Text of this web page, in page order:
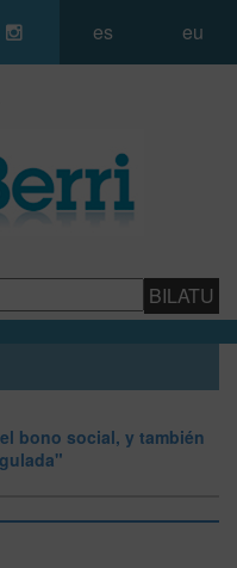
es eu
bono social, y también